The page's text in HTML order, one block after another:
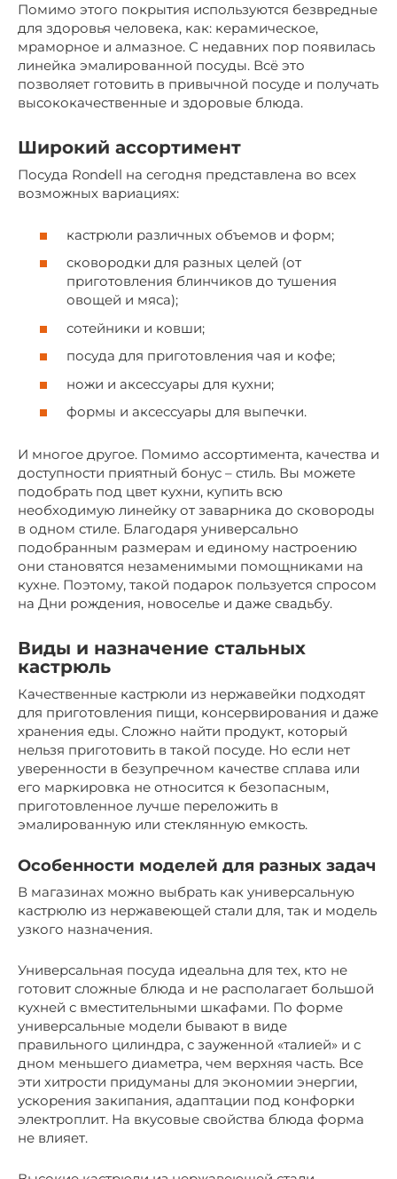
Помимо этого покрытия используются безвредные
для здоровья человека, как: керамическое,
мраморное и алмазное. С недавних пор появилась
линейка эмалированной посуды. Всё это
позволяет готовить в привычной посуде и получать
высококачественные и здоровые блюда.
Широкий ассортимент
Посуда Rondell на сегодня представлена во всех
возможных вариациях:
кастрюли различных объемов и форм;
сковородки для разных целей (от
приготовления блинчиков до тушения
овощей и мяса);
сотейники и ковши;
посуда для приготовления чая и кофе;
ножи и аксессуары для кухни;
формы и аксессуары для выпечки.
И многое другое. Помимо ассортимента, качества и
доступности приятный бонус – стиль. Вы можете
подобрать под цвет кухни, купить всю
необходимую линейку от заварника до сковороды
в одном стиле. Благодаря универсально
подобранным размерам и единому настроению
они становятся незаменимыми помощниками на
кухне. Поэтому, такой подарок пользуется спросом
на Дни рождения, новоселье и даже свадьбу.
Виды и назначение стальных
кастрюль
Качественные кастрюли из нержавейки подходят
для приготовления пищи, консервирования и даже
хранения еды. Сложно найти продукт, который
нельзя приготовить в такой посуде. Но если нет
уверенности в безупречном качестве сплава или
его маркировка не относится к безопасным,
приготовленное лучше переложить в
эмалированную или стеклянную емкость.
Особенности моделей для разных задач
В магазинах можно выбрать как универсальную
кастрюлю из нержавеющей стали для, так и модель
узкого назначения.
Универсальная посуда идеальна для тех, кто не
готовит сложные блюда и не располагает большой
кухней с вместительными шкафами. По форме
универсальные модели бывают в виде
правильного цилиндра, с зауженной «талией» и с
дном меньшего диаметра, чем верхняя часть. Все
эти хитрости придуманы для экономии энергии,
ускорения закипания, адаптации под конфорки
электроплит. На вкусовые свойства блюда форма
не влияет.